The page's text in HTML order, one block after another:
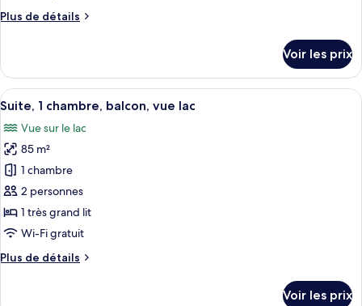
chambre :
Plus de détails
Plus
le
type
de
Suite
Familiale
Voir les prix
Afficher
toutes
les
photos
pour
ce
type
de
chambre :
Suite,
Une chambre d’hôtel avec un grand
6
Suite, 1 chambre, balcon, vue lac
Vue sur le lac
85 m²
1 chambre
2 personnes
1 très grand lit
Wi-Fi gratuit
Plus de détails
Plus
Voir les prix